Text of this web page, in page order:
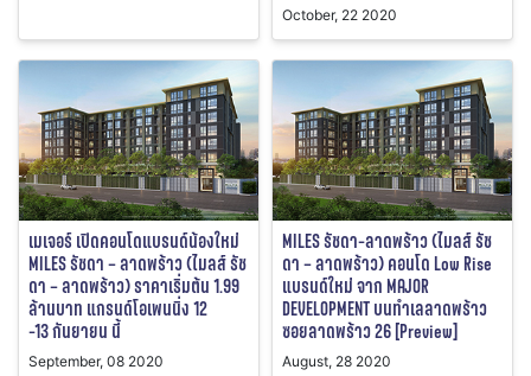
October, 22 2020
เมเจอร์ เปิดคอนโดแบรนด์น้องใหม่
MILES รัชดา – ลาดพร้าว (ไมลส์ รัช
ดา – ลาดพร้าว) ราคาเริ่มต้น 1.99
ล้านบาท แกรนด์โอเพนนิ่ง 12
-13 กันยายน นี้
September, 08 2020
MILES รัชดา-ลาดพร้าว (ไมลส์ รัช
ดา – ลาดพร้าว) คอนโด Low Rise
แบรนด์ใหม่ จาก MAJOR
DEVELOPMENT บนทำเลลาดพร้าว
ซอยลาดพร้าว 26 [Preview]
August, 28 2020